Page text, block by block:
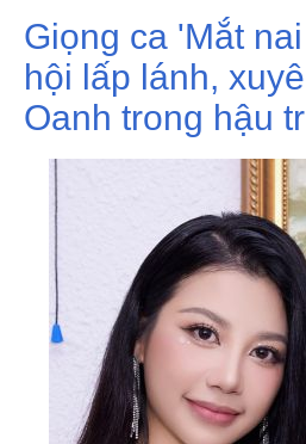
Giọng ca 'Mắt
hội lấp lánh,
Oanh trong hậu